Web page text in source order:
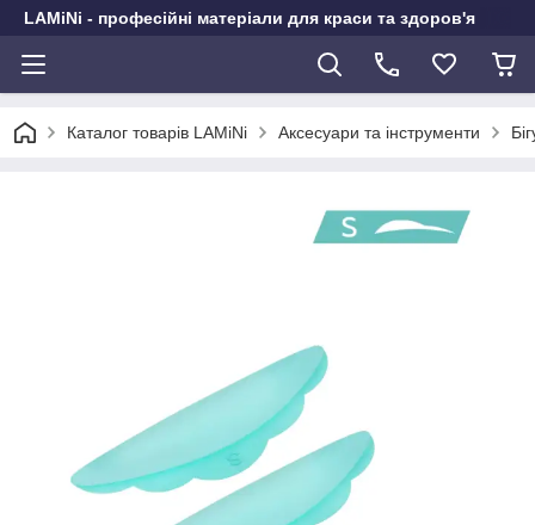
LAMiNi - професійні матеріали для краси та здоров'я
Каталог товарів LAMiNi Аксесуари та інструменти